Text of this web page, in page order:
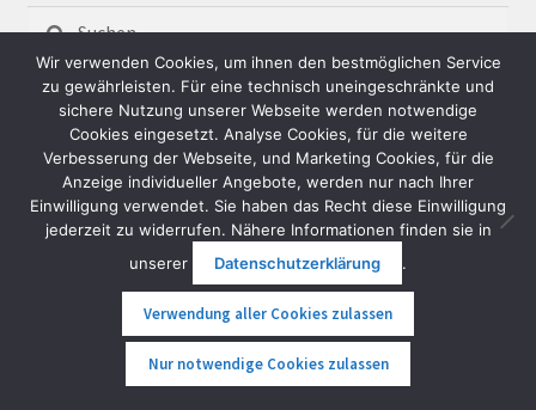
Unsere Zahlungsvarianten
Im Onlineshop:
-Banküberweisung
Bei Abholung in der Übungshalle:
Wir verwenden Cookies, um ihnen den bestmöglichen Service
zu gewährleisten. Für eine technisch uneingeschränkte und
sichere Nutzung unserer Webseite werden notwendige
Cookies eingesetzt. Analyse Cookies, für die weitere
Verbesserung der Webseite, und Marketing Cookies, für die
Anzeige individueller Angebote, werden nur nach Ihrer
Einwilligung verwendet. Sie haben das Recht diese Einwilligung
jederzeit zu widerrufen. Nähere Informationen finden sie in
unserer
Datenschutzerklärung .
Verwendung aller Cookies zulassen
Nur notwendige Cookies zulassen